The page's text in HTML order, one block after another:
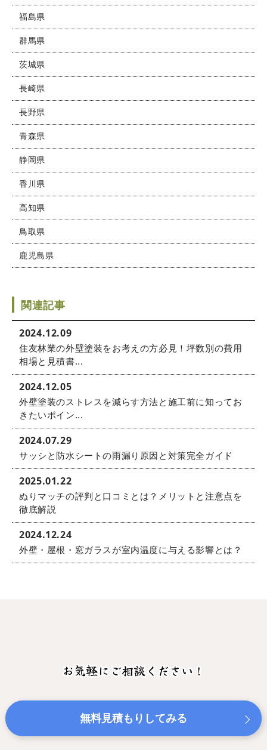
福島県
群馬県
茨城県
長崎県
長野県
青森県
静岡県
香川県
高知県
鳥取県
鹿児島県
関連記事
2024.12.09
住友林業の外壁塗装をお考えの方必見！坪数別の費用
相場と見積書...
2024.12.05
外壁塗装のストレスを減らす方法と施工前に知ってお
きたいポイン...
2024.07.29
サッシと防水シートの雨漏り原因と対策完全ガイド
2025.01.22
ぬりマッチの評判と口コミとは？メリットと注意点を
徹底解説
2024.12.24
外壁・屋根・窓ガラスが室内温度に与える影響とは？
お気軽にご相談ください！
無料見積もりしてみる